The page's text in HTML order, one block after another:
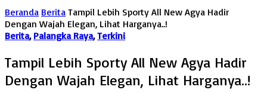
Beranda Berita Tampil Lebih Sporty All New Agya Hadir
Dengan Wajah Elegan, Lihat Harganya..!
Berita, Palangka Raya,Terkini
Tampil Lebih Sporty All New Agya Hadir
Dengan Wajah Elegan, Lihat Harganya..!